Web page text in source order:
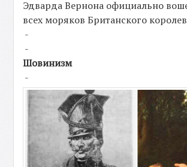
Эдварда Вернона официально
всех моряков Британского
-
-
Шовинизм
-